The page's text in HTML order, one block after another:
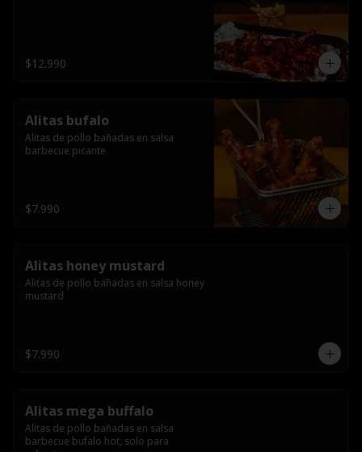
$12.990
Alitas bufalo
Alitas de pollo bañadas en salsa
barbecue picante
$7.990
Alitas honey mustard
Alitas de pollo bañadas en salsa honey
mustard
$7.990
Alitas mega buffalo
Alitas de pollo bañadas en salsa
barbecue bufalo hot, solo para